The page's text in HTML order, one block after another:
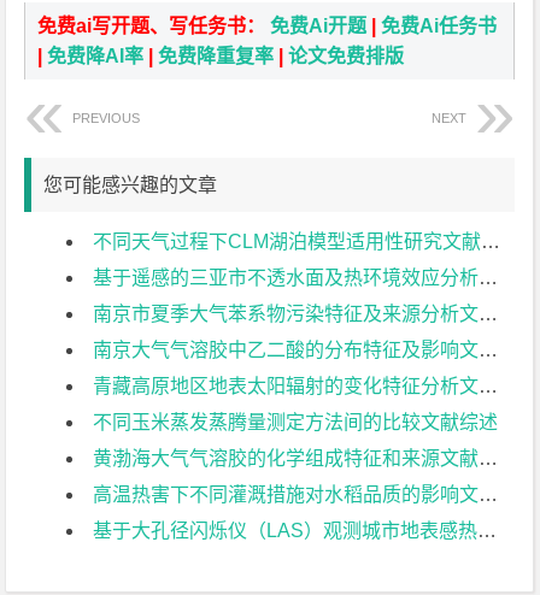
免费ai写开题、写任务书：免费Ai开题 |免费Ai任务书
|免费降AI率 |免费降重复率 |论文免费排版
PREVIOUS NEXT
您可能感兴趣的文章
不同天气过程下CLM湖泊模型适用性研究文献综述
基于遥感的三亚市不透水面及热环境效应分析文献综述
南京市夏季大气苯系物污染特征及来源分析文献综述
南京大气气溶胶中乙二酸的分布特征及影响文献综述
青藏高原地区地表太阳辐射的变化特征分析文献综述
不同玉米蒸发蒸腾量测定方法间的比较文献综述
黄渤海大气气溶胶的化学组成特征和来源文献综述
高温热害下不同灌溉措施对水稻品质的影响文献综述
基于大孔径闪烁仪（LAS）观测城市地表感热通量的不确定性分析文献综述